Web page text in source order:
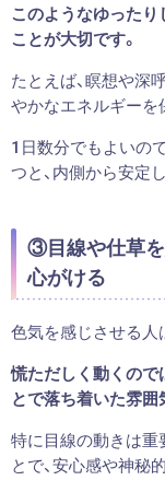
このようなゆったり
ことが大切です。
たとえば、瞑想や深
やかなエネルギーを
1日数分でもよいの
つと、内側から安定
③目線や仕草を
心がける
色気を感じさせる人
慌ただしく動くので
とで落ち着いた雰囲
特に目線の動きは重
とで、安心感や神秘